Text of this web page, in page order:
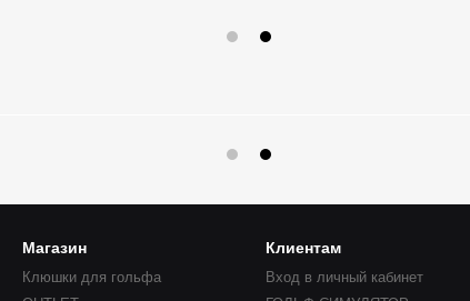
Магазин
Клюшки для гольфа
Клиентам
Вход в личный кабинет